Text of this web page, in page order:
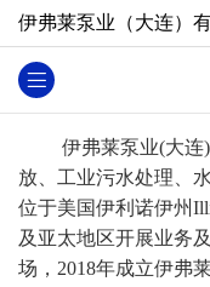
伊弗莱泵业（大连）
伊弗莱泵业(大
放、工业污水处理、
位于美国伊利诺伊州
及亚太地区开展业务
场，2018年成立伊弗